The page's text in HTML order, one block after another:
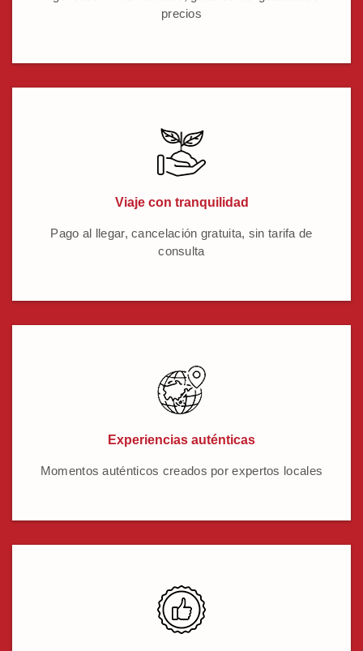
precios
Viaje con tranquilidad
Pago al llegar, cancelación gratuita, sin tarifa de
consulta
Experiencias auténticas
Momentos auténticos creados por expertos locales